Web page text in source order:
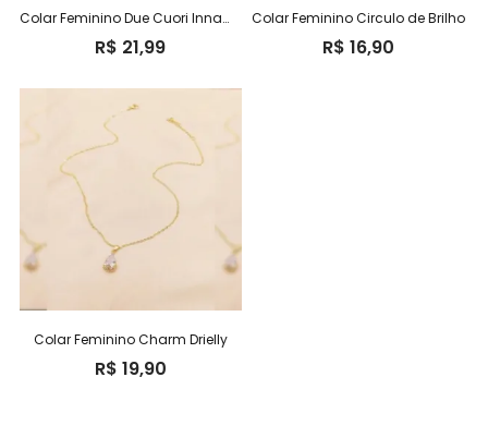
Colar Feminino Due Cuori Innamorati
R$ 21,99
Colar Feminino Circulo de Brilho
R$ 16,90
Colar Feminino Charm Drielly
R$ 19,90